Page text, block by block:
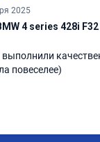
2025
4 series 428i F32
выполнили
повеселее)